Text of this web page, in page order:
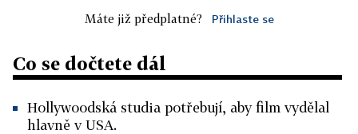
Máte již předplatné? Přihlaste se
Co se dočtete dál
Hollywoodská studia potřebují, aby film vydělal
hlavně v USA.